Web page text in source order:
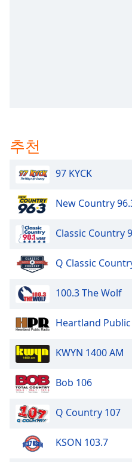
Picture
Fullscreen
modal
dialog
window.
Escape
cancel
close
window.
Color
Opacity
추천
97 KYCK
New Country
Classic Country
Q Classic
100.3 The Wolf
Heartland Public
KWYN 1400 AM
Bob 106
Q Country 107
KSON 103.7